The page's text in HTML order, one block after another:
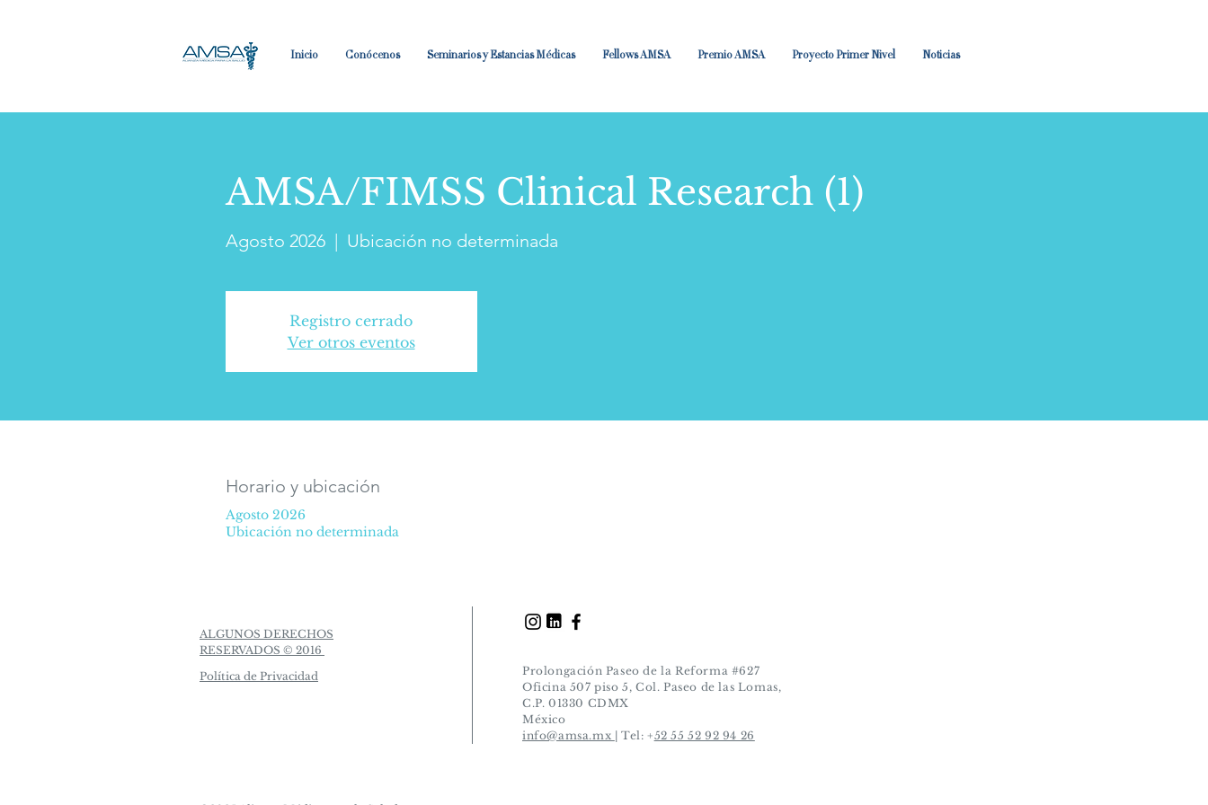
Inicio Conócenos Seminarios y Estancias Médicas Fellows AMSA Premio AMSA Proyecto Primer Nivel Noticias
AMSA/FIMSS Clinical Research (1)
Agosto 2026
  |
Ubicación no determinada
Registro cerrado
Ver otros eventos
Horario y ubicación
Agosto 2026
Ubicación no determinada
ALGUNOS DERECHOS
RESERVADOS © 2016
Política de Privacidad
Prolongación Paseo de la Reforma #627
Oficina 507 piso 5, Col. Paseo de las Lomas,
C.P. 01330 CDMX
México
info@amsa.mx
| Tel: +52 55 52 92 94 26